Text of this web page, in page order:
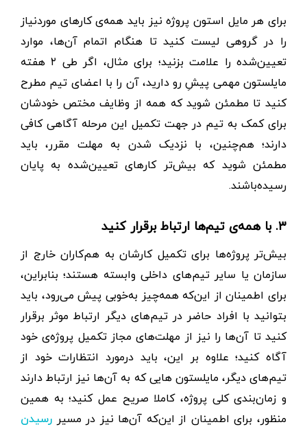
برای هر مایل استون پروژه نیز باید همه‌ی کارهای موردنیاز
را در گروهی لیست کنید تا هنگام اتمام آن‌ها، موارد
تعیین‌شده را علامت بزنید؛ برای مثال، اگر طی ۲ هفته
مایلستون‌ مهمی پیشِ رو دارید، آن را با اعضای تیم مطرح
کنید تا مطمئن شوید که همه از وظایف مختص خودشان
برای کمک به تیم در جهت تکمیل این مرحله آگاهی کافی
دارند؛ هم‌چنین، با نزدیک شدن به مهلت مقرر، باید
مطمئن شوید که بیش‌تر کارهای تعیین‌شده به پایان
رسیده‌باشند.
۳. با همه‌ی تیم‌ها ارتباط برقرار کنید
بیش‌تر پروژه‌ها برای تکمیل کارشان به هم‌کاران خارج از
سازمان یا سایر تیم‌های داخلی وابسته هستند؛ بنابراین،
برای اطمینان از این‌که همه‌چیز به‌خوبی پیش می‌رود، باید
بتوانید با افراد حاضر در تیم‌های دیگر ارتباط موثر برقرار
کنید تا آن‌ها را نیز از مهلت‌های مجاز تکمیل پروژه‌‌ی خود
آگاه کنید؛ علاوه بر این، باید درمورد انتظارات خود از
تیم‌های دیگر، مایلستون هایی که به آن‌ها نیز ارتباط دارند
و زمان‌بندی کلی پروژه، کاملا صریح عمل کنید؛ به همین
منظور، برای اطمینان از این‌که آن‌ها نیز در مسیر رسیدن